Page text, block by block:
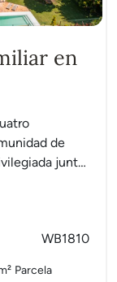
en
de
junto
WB1810
Parcela